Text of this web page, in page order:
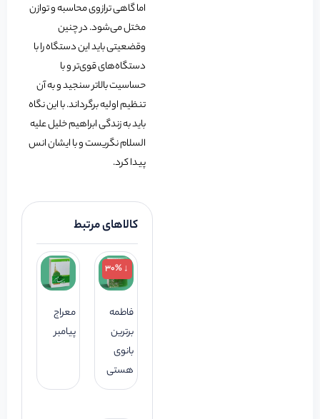
اما گاهی ترازوی محاسبه و توازن
مختل می‌شود. در چنین
وقضعیتی باید این دستگاه را با
دستگاه‌های قوی‌تر و با
حساسیت بالاتر سنجید و به آن
تنظیم اولیه برگرداند. با این نگاه
باید به زندگی ابراهیم خلیل علیه
السلام نگریست و با ایشان انس
پیدا کرد.
کالاهای مرتبط
↓ 30%
فاطمه
برترین
بانوی
هستی
معراج
پیامبر